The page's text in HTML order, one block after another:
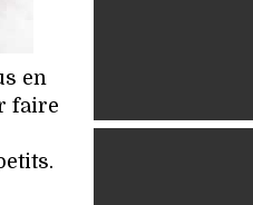
en
faire